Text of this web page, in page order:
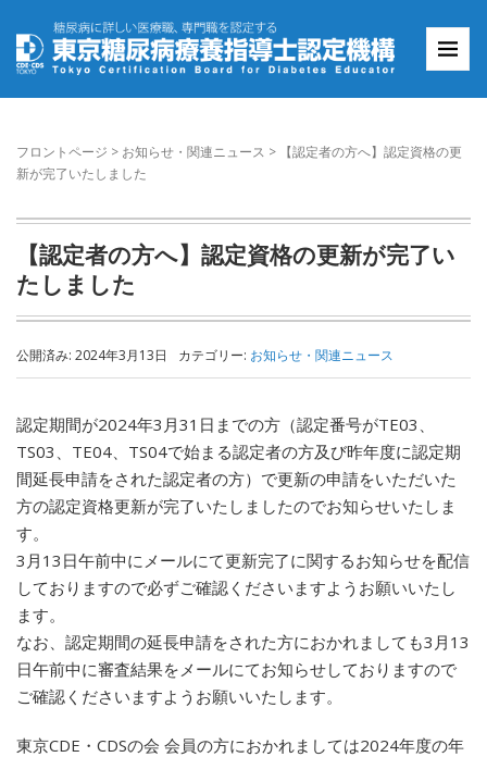
フロントページ > お知らせ・関連ニュース > 【認定者の方へ】認定資格の更
新が完了いたしました
【認定者の方へ】認定資格の更新が完了い
たしました
公開済み: 2024年3月13日 カテゴリー: お知らせ・関連ニュース
認定期間が2024年3月31日までの方（認定番号がTE03、
TS03、TE04、TS04で始まる認定者の方及び昨年度に認定期
間延長申請をされた認定者の方）で更新の申請をいただいた
方の認定資格更新が完了いたしましたのでお知らせいたしま
す。
3月13日午前中にメールにて更新完了に関するお知らせを配信
しておりますので必ずご確認くださいますようお願いいたし
ます。
なお、認定期間の延長申請をされた方におかれましても3月13
日午前中に審査結果をメールにてお知らせしておりますので
ご確認くださいますようお願いいたします。
東京CDE・CDSの会 会員の方におかれましては2024年度の年